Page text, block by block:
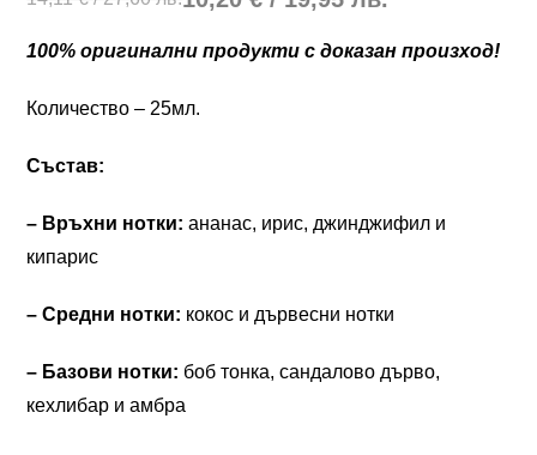
100% оригинални продукти с доказан произход!
Количество – 25мл.
Състав:
– Връхни нотки: ананас, ирис, джинджифил и
кипарис
– Средни нотки: кокос и дървесни нотки
– Базови нотки: боб тонка, сандалово дърво,
кехлибар и амбра